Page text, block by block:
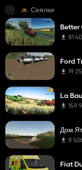
Сеялки
Better
81
Ford
19
La
159
Дом
8
Fiat